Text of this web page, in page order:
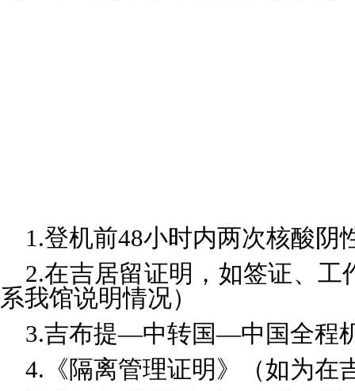
1.登机前48小时内两次核酸阴
2.在吉居留证明，如签证、
系我馆说明情况）
3.吉布提—中转国—中国全程
4.《隔离管理证明》（如为在